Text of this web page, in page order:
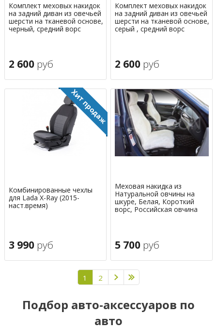
Комплект меховых накидок
на задний диван из овечьей
шерсти на тканевой основе,
черный, средний ворс
2 600 руб
Комплект меховых накидок
на задний диван из овечьей
шерсти на тканевой основе,
серый , средний ворс
2 600 руб
Комбинированные чехлы
для Lada X-Ray (2015-
наст.время)
3 990 руб
Меховая накидка из
Натуральной овчины на
шкуре, Белая, Короткий
ворс, Российская овчина
5 700 руб
1 2
Подбор авто-аксессуаров по
авто